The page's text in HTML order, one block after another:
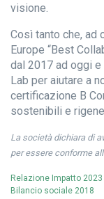
visione.
Così tanto che, ad
Europe “Best
dal 2017 ad oggi
Lab per aiutare a
certificazione B
sostenibili e
La società dichiara di
per essere conforme
Relazione Impatto 2023
Bilancio sociale 2018